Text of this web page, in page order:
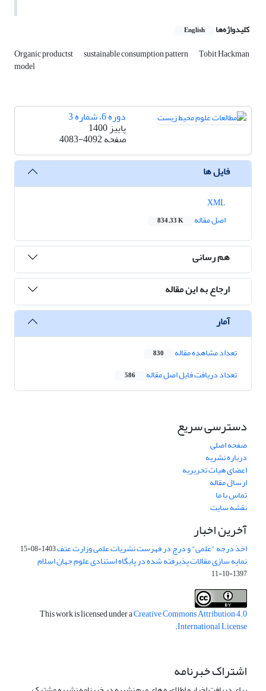
کلیدواژه‌ها English
Organic productst sustainable consumption pattern Tobit Hackman
model
دوره 6، شماره 3
پاییز 1400
صفحه4083-4092
فایل ها
اصل مقاله
834.33 K
هم رسانی
ارجاع به این مقاله
آمار
تعداد مشاهده مقاله 830
تعداد دریافت فایل اصل مقاله 586
دسترسی سریع
صفحه اصلی
درباره نشریه
اعضای هیات تحریریه
ارسال مقاله
تماس با ما
نقشه سایت
آخرین اخبار
اخذ درجه "علمی" و درج در فهرست نشریات علمی وزارت عتف1403-08-15
نمایه سازی مقالات پذیرفته شده در پایگاه استنادی علوم جهان اسلام
1397-10-11
This work is licensed under aCreative Commons Attribution 4.0
International License
.
اشتراک خبرنامه